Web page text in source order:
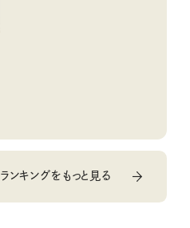
ランキングをもっと見る